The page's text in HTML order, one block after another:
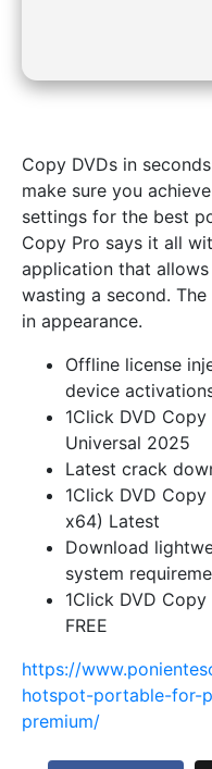
Copy DVDs in
make sure you
settings for the best
Copy Pro says it all
application that
wasting a second.
in appearance.
Offline license
device
1Click DVD
Universal 2025
Latest crack
1Click DVD
x64) Latest
Download
system
1Click DVD
FREE
https://
hotspot-portable-for-
premium/